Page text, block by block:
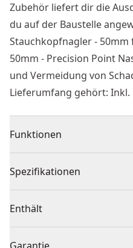
Zubehör liefert dir die
du auf der Baustelle
Stauchkopfnagler -
50mm - Precision Point
und Vermeidung von
Lieferumfang gehört:
Funktionen
50mm für
Vermeidung von Schaden
Das einzigartige
Spezifikationen
Produkttyp
Stromquelle
Enthält